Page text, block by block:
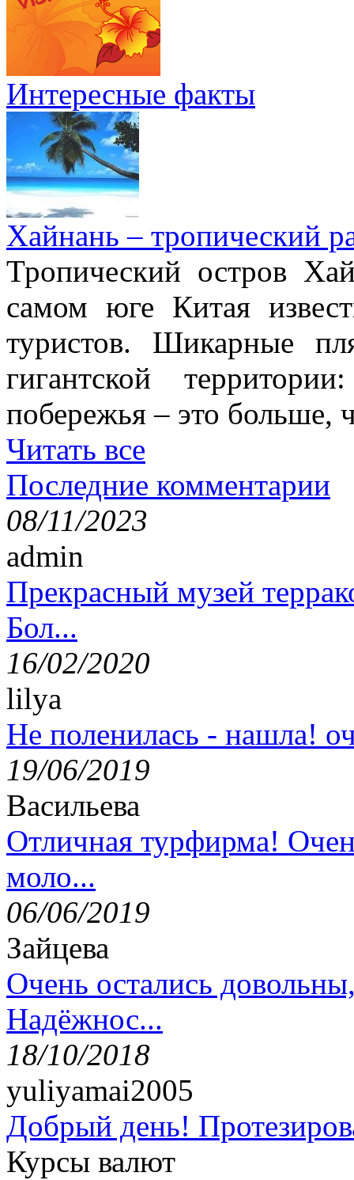
Интересные факты
Хайнань – тропический
Тропический остров
самом юге Китая
туристов. Шикарные
гигантской
побережья – это
Читать все
Последние комментарии
08/11/2023
admin
Прекрасный музей
Бол...
16/02/2020
lilya
Не поленилась - нашла!
19/06/2019
Васильева
Отличная турфирма!
моло...
06/06/2019
Зайцева
Очень остались
Надёжнос...
18/10/2018
yuliyamai2005
Добрый день!
Курсы валют